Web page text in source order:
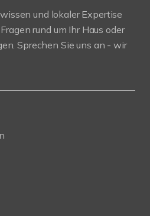
und lokaler Expertise
rund um Ihr Haus oder
Sprechen Sie uns an - wir